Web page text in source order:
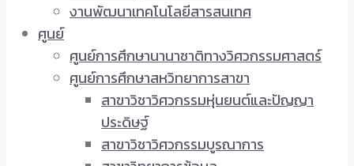
งานพัฒนาเทคโนโลยีสารสนเทศ
ศูนย์
ศูนย์การศึกษานานาชาติทางวิศวกรรมศาสตร์
ศูนย์การศึกษาสหวิทยาการสาขา
สาขาวิชาวิศวกรรมหุ่นยนต์และปัญญา
ประดิษฐ์
สาขาวิชาวิศวกรรมบูรณาการ